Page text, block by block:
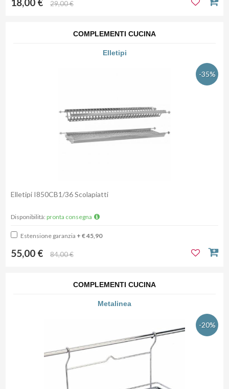
29,00 €
COMPLEMENTI CUCINA
Elletipi
-35%
Elletipi I850CB1/36 Scolapiatti
Disponibilità: pronta consegna
Estensione garanzia + € 45,90
55,00 € 84,00 €
COMPLEMENTI CUCINA
Metalinea
-20%